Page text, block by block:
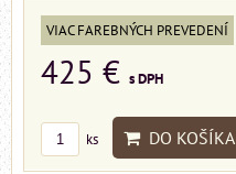
VIAC FAREBNÝCH PREVEDENÍ
425 € s DPH
ks DO KOŠÍKA